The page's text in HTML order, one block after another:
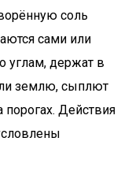
соль
сами или
углам, держат в
землю, сыплют
Действия